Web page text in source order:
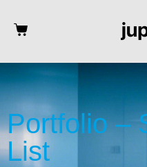
Portfolio –
List